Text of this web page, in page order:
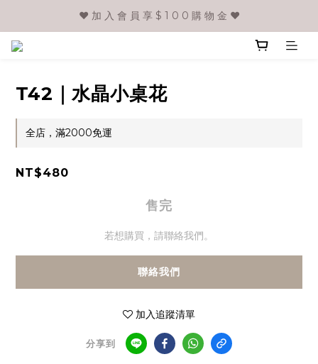
❤️ 加 入 會 員 享 $ 1 0 0 購 物 金 ❤️
T42｜水晶小桌花
全店，滿2000免運
NT$480
售完
若想購買，請聯絡我們。
聯絡我們
加入追蹤清單
分享到